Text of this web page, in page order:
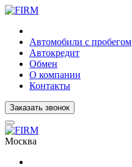
Автомобили с пробегом
Автокредит
Обмен
О компании
Контакты
Заказать звонок
Москва